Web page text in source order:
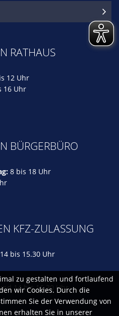
RATHAUS
12 Uhr
16 Uhr
BÜRGERBÜRO
8 bis 18 Uhr
KFZ-ZULASSUNG
bis 15.30 Uhr
14 bis 16.30 Uhr
zu gestalten und fortlaufend
wir Cookies. Durch die
Sie der Verwendung von
erhalten Sie in unserer